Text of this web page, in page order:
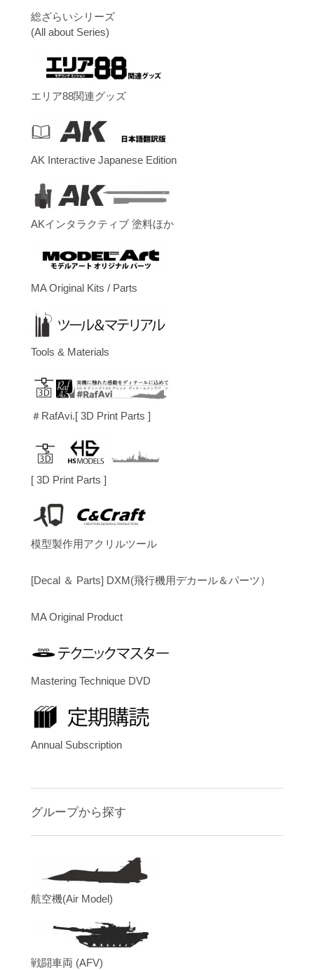
総ざらいシリーズ
(All about Series)
エリア88関連グッズ
AK Interactive Japanese Edition
AKインタラクティブ 塗料ほか
MA Original Kits / Parts
Tools & Materials
＃RafAvi.[ 3D Print Parts ]
[ 3D Print Parts ]
模型製作用アクリルツール
[Decal ＆ Parts] DXM(飛行機用デカール＆パーツ）
MA Original Product
Mastering Technique DVD
Annual Subscription
グループから探す
航空機(Air Model)
戦闘車両 (AFV)